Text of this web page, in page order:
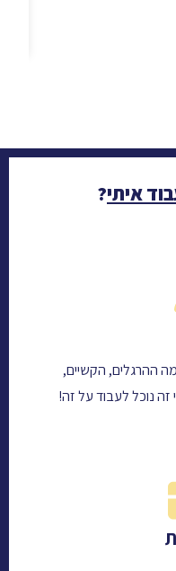
איתי?
מה ההרגלים, הקשיים,
נוכל לעבוד על זה!